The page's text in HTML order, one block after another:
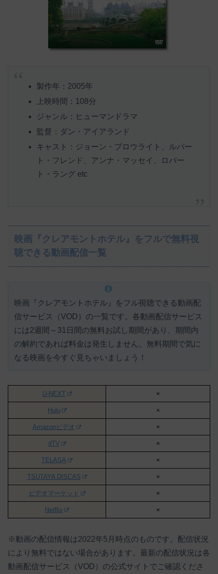
製作年：2005年
上映時間：108分
ジャンル：ヒューマンドラマ
監督：ダン・アイアランド
キャスト：ジョーン・プロウライト、ルパー
ト・フレンド、アンナ・マッセイ、ロバー
ト・ラング etc
映画『クレアモントホテル』をフルで無料視
聴できる動画配信一覧
映画『クレアモントホテル』をフル視聴できる動画配
信サービス（VOD）の一覧です。各動画配信サービス
には2週間～31日間の無料お試し期間があり、期間内
の解約であれば料金は発生しません。 無料期間で気に
なる映画を今すぐ見ちゃいましょう！
U-NEXT ×
Hulu ×
Amazonビデオ ×
dTV ×
TELASA ×
TSUTAYA DISCAS ×
ビデオマーケット ×
Netflix ×
※動画の配信情報は2022年5月時点のものです。配信状況
により無料ではない場合があります。最新の配信状況は各
動画配信サービス（VOD）の公式サイトでご確認くださ